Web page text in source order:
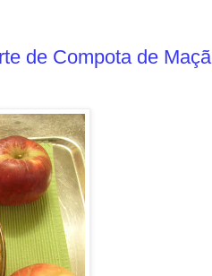
de Compota de Maçã